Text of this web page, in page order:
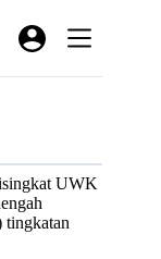
UWK
tingkatan